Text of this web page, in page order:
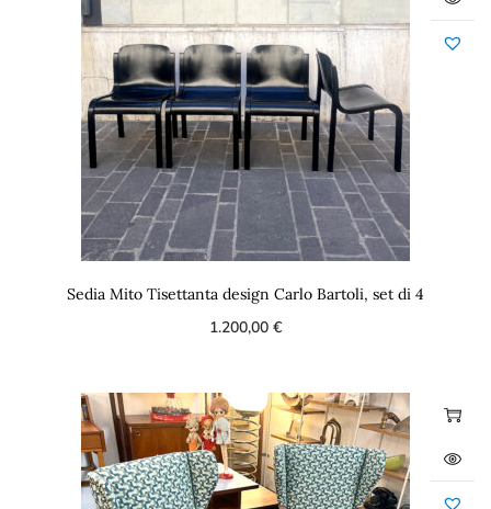
Sedia Mito Tisettanta design Carlo Bartoli, set di 4
1.200,00 €